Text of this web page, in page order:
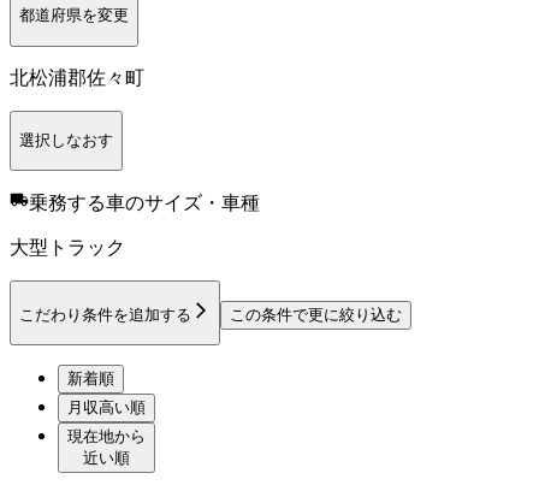
都道府県を変更
北松浦郡佐々町
選択しなおす
乗務する車のサイズ・車種
大型トラック
こだわり条件を追加する この条件で更に絞り込む
新着順
月収高い順
現在地から
近い順